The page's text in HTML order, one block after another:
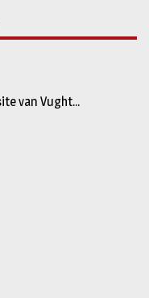
van Vught...